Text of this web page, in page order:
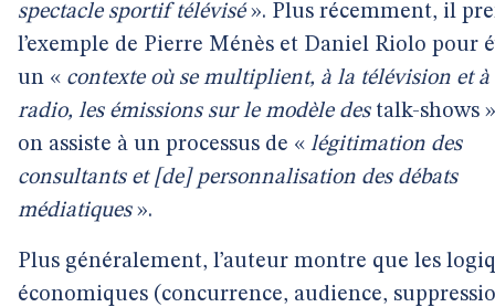
spectacle sportif télévisé». Plus récemment, il
l’exemple de Pierre Ménès et Daniel Riolo pour
un « contexte où se multiplient, à la télévision et à
radio, les émissions sur le modèle destalk-shows
on assiste à un processus de « légitimation des
consultants et [de] personnalisation des débats
médiatiques».
Plus généralement, l’auteur montre que les
économiques (concurrence, audience,